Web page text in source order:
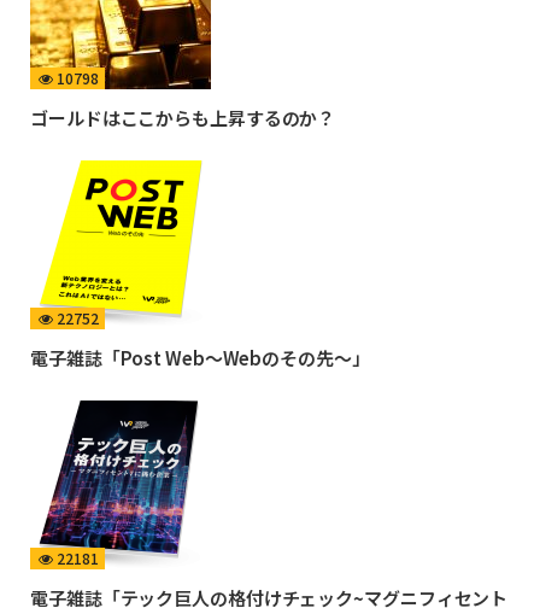
10798
ゴールドはここからも上昇するのか？
22752
電子雑誌「Post Web〜Webのその先〜」
22181
電子雑誌「テック巨人の格付けチェック~マグニフィセント